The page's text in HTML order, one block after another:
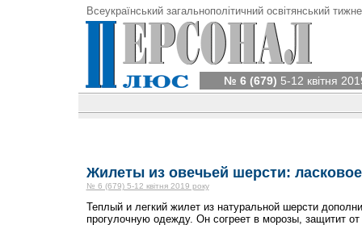
Всеукраїнський загальнополітичний освітянський
№ 6 (679) 5-12 квітня
Жилеты из овечьей шерсти:
№ 6 (679) 5-12 квітня 2019 року
Теплый и легкий жилет из натуральной шерсти
прогулочную одежду. Он согреет в морозы, защитит от